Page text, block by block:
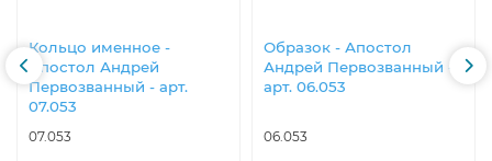
Кольцо именное -
Апостол Андрей
Первозванный - арт.
07.053
07.053
Образок - Апостол
Андрей Первозванный -
арт. 06.053
06.053